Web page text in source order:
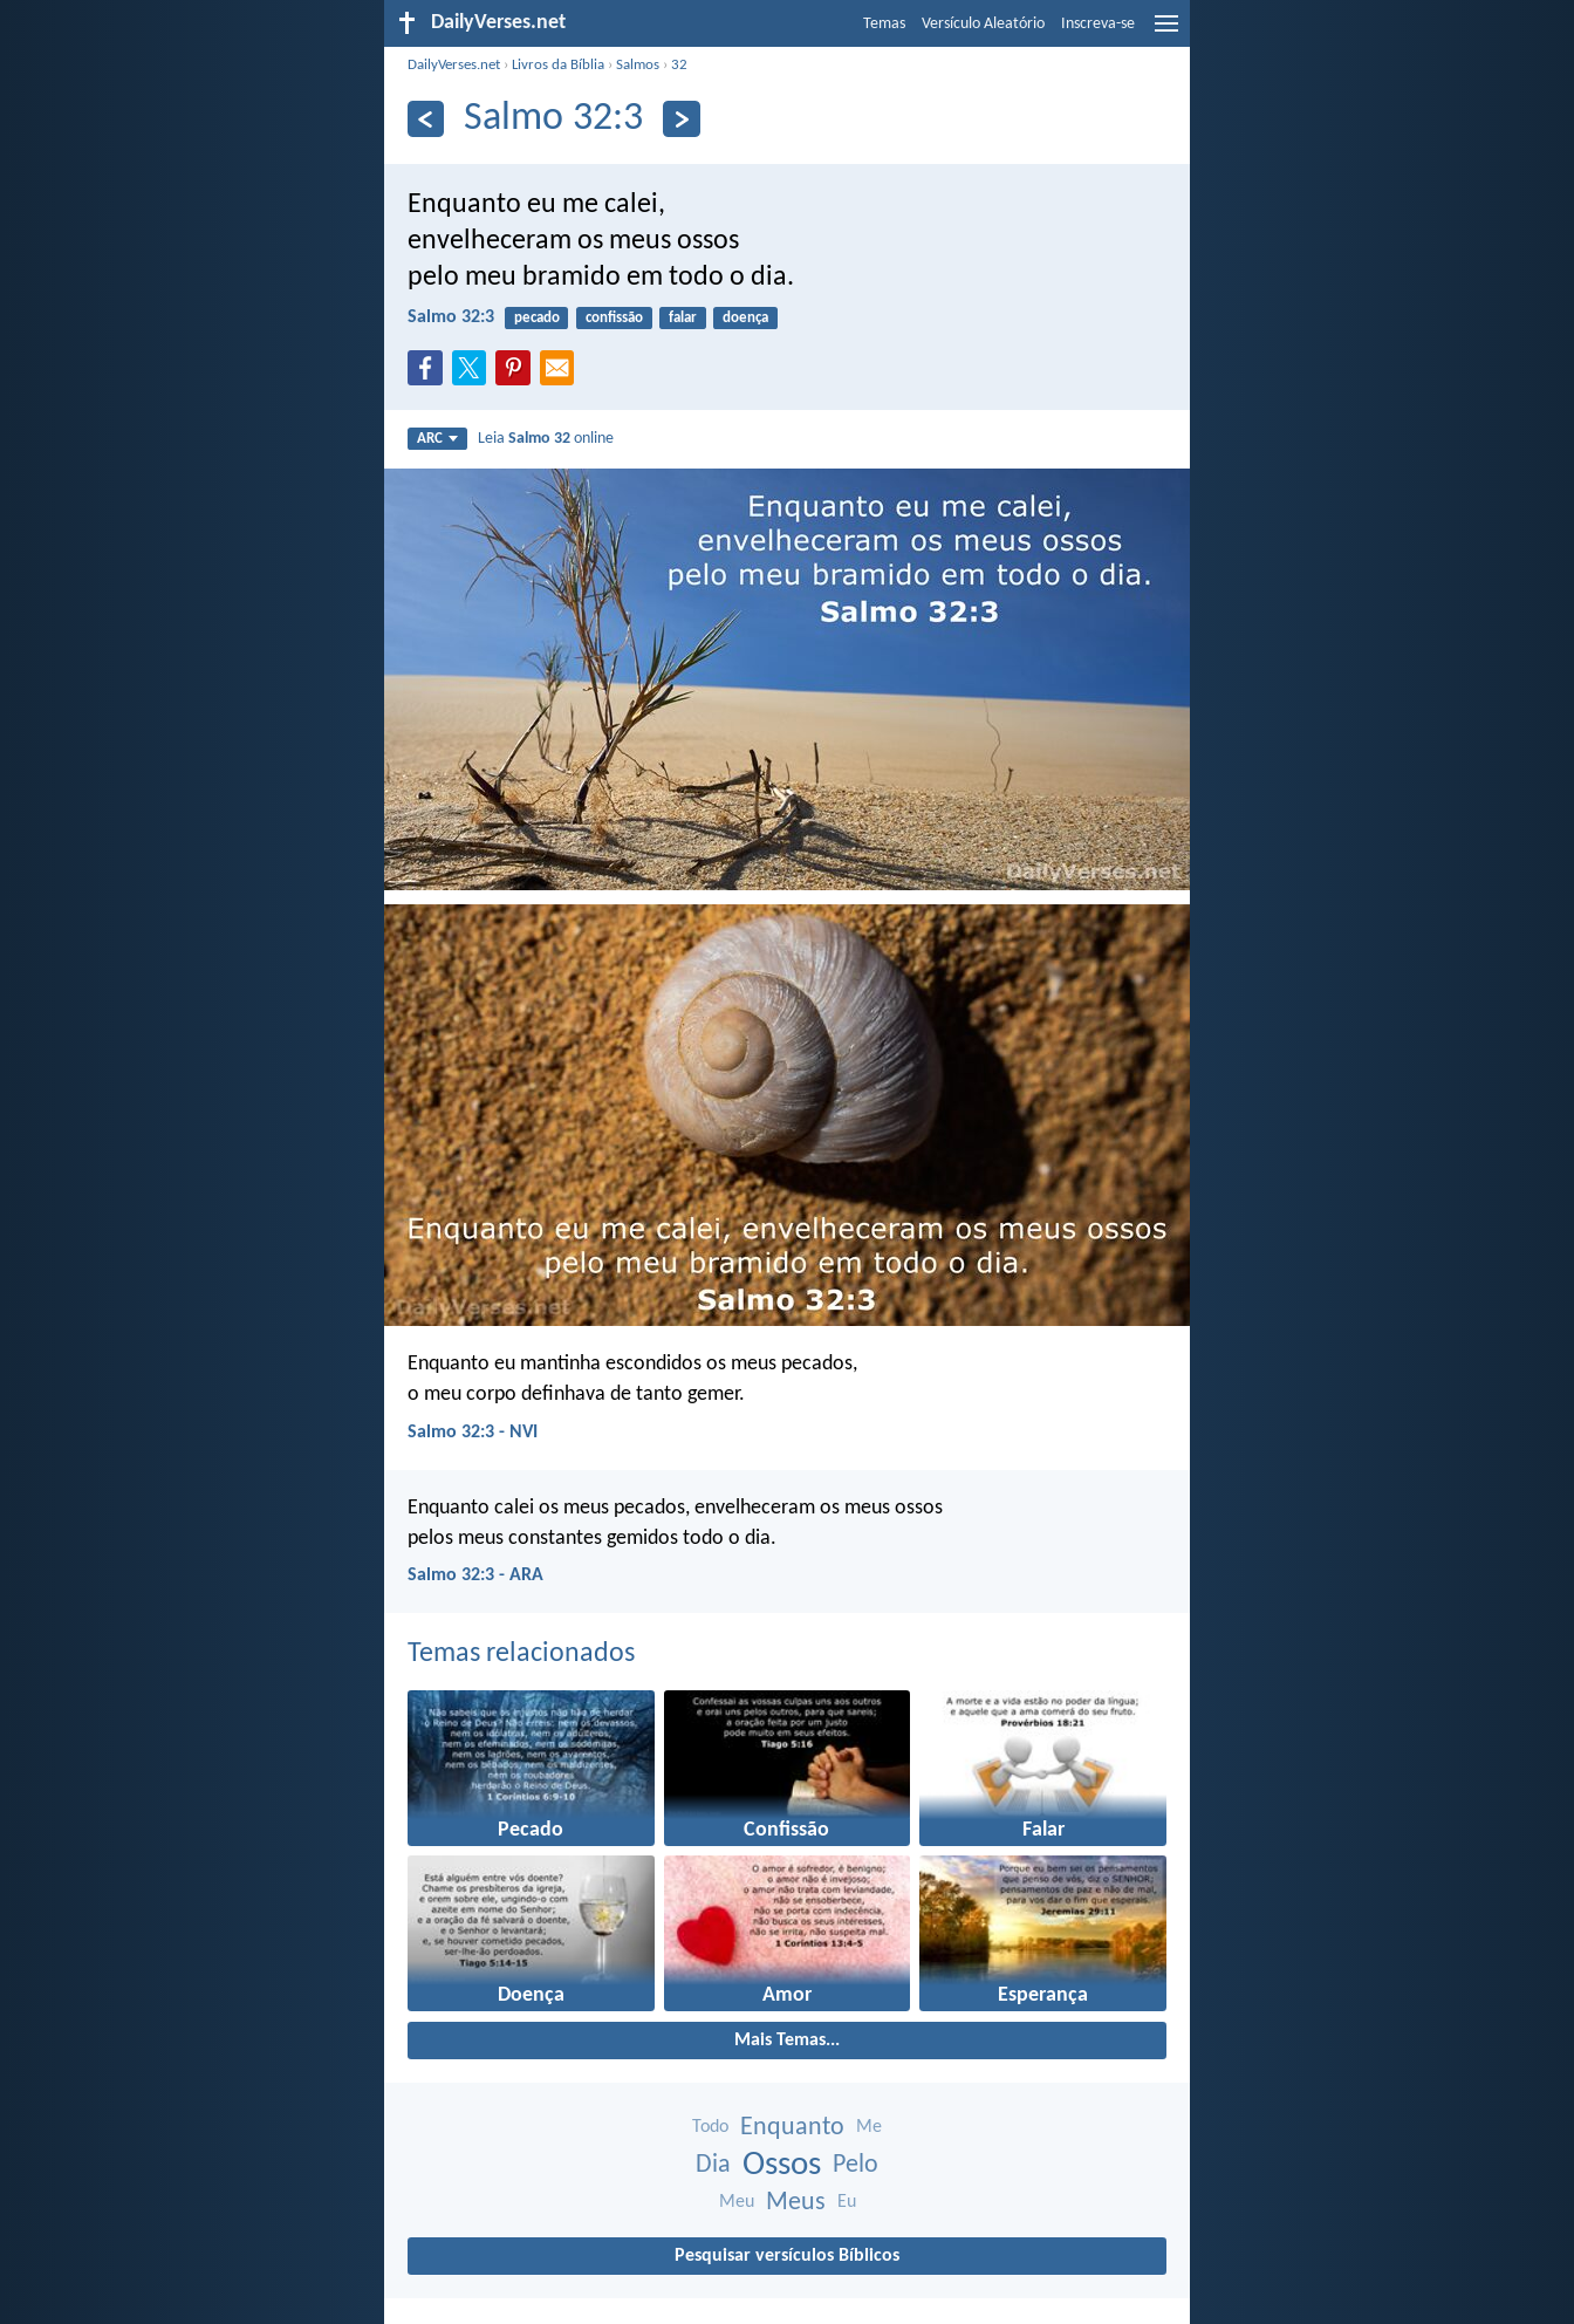
DailyVerses.net Temas Versículo Aleatório Inscreva-se
DailyVerses.net ›Livros da Bíblia ›Salmos ›32
Salmo 32:3
Enquanto eu me calei,
envelheceram os meus ossos
pelo meu bramido em todo o dia.
Salmo 32:3 pecado confissão falar doença
ARC LeiaSalmo 32 online
Enquanto eu mantinha escondidos os meus pecados,
o meu corpo definhava de tanto gemer.
Salmo 32:3 - NVI
Enquanto calei os meus pecados, envelheceram os meus ossos
pelos meus constantes gemidos todo o dia.
Salmo 32:3 - ARA
Temas relacionados
Pecado Confissão Falar
Doença Amor Esperança
Mais Temas...
Todo Enquanto Me
Dia Ossos Pelo
Meu Meus Eu
Pesquisar versículos Bíblicos